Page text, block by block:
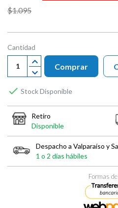
$1.095
Cantidad
Comprar
 Stock Disponible
Retiro
Disponible
Despacho a Valparaíso y
1 o 2 días hábiles
Formas